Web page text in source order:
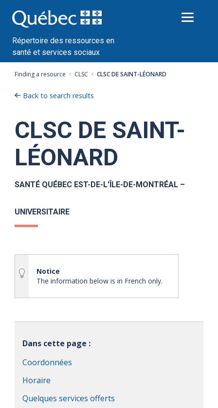
au
contenu
Répertoire des ressources en
santé et services sociaux
Finding a resource CLSC CLSC DE SAINT-LÉONARD
Back to search results
CLSC DE SAINT-
LÉONARD
SANTÉ QUÉBEC EST-DE-L'ÎLE-DE-MONTRÉAL –
UNIVERSITAIRE
Notice
The information below is in French only.
Dans cette page :
Coordonnées
Horaire
Quelques services offerts